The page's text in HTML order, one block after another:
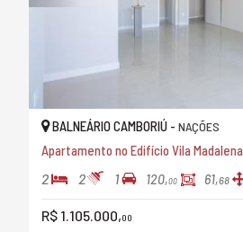
BALNEÁRIO CAMBORIÚ - NAÇÕES
Apartamento no Edifício Vila Madalena
2 2 1 120,00 61,68
R$ 1.105.000,00